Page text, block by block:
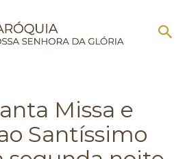
Missa e
Santíssimo